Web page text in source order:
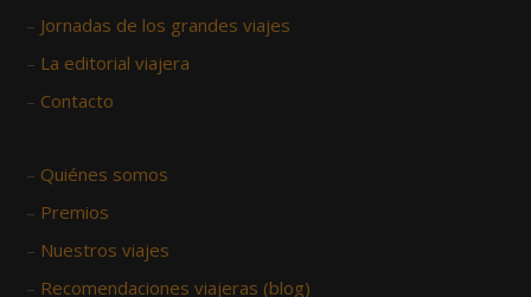
– Jornadas de los grandes viajes
– La editorial viajera
– Contacto
– Quiénes somos
– Premios
– Nuestros viajes
– Recomendaciones viajeras (blog)